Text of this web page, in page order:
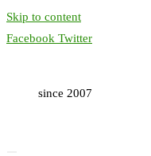
Skip to content
Facebook Twitter
since 2007